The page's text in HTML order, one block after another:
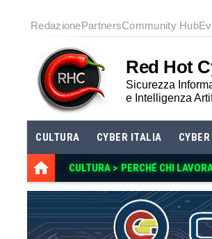
RedazionePartnersCommunity Hub
Red Hot
Sicurezza
e Intelligenza
CULTURA CYBER ITALIA
CULTURA > PERCHÉ CHI